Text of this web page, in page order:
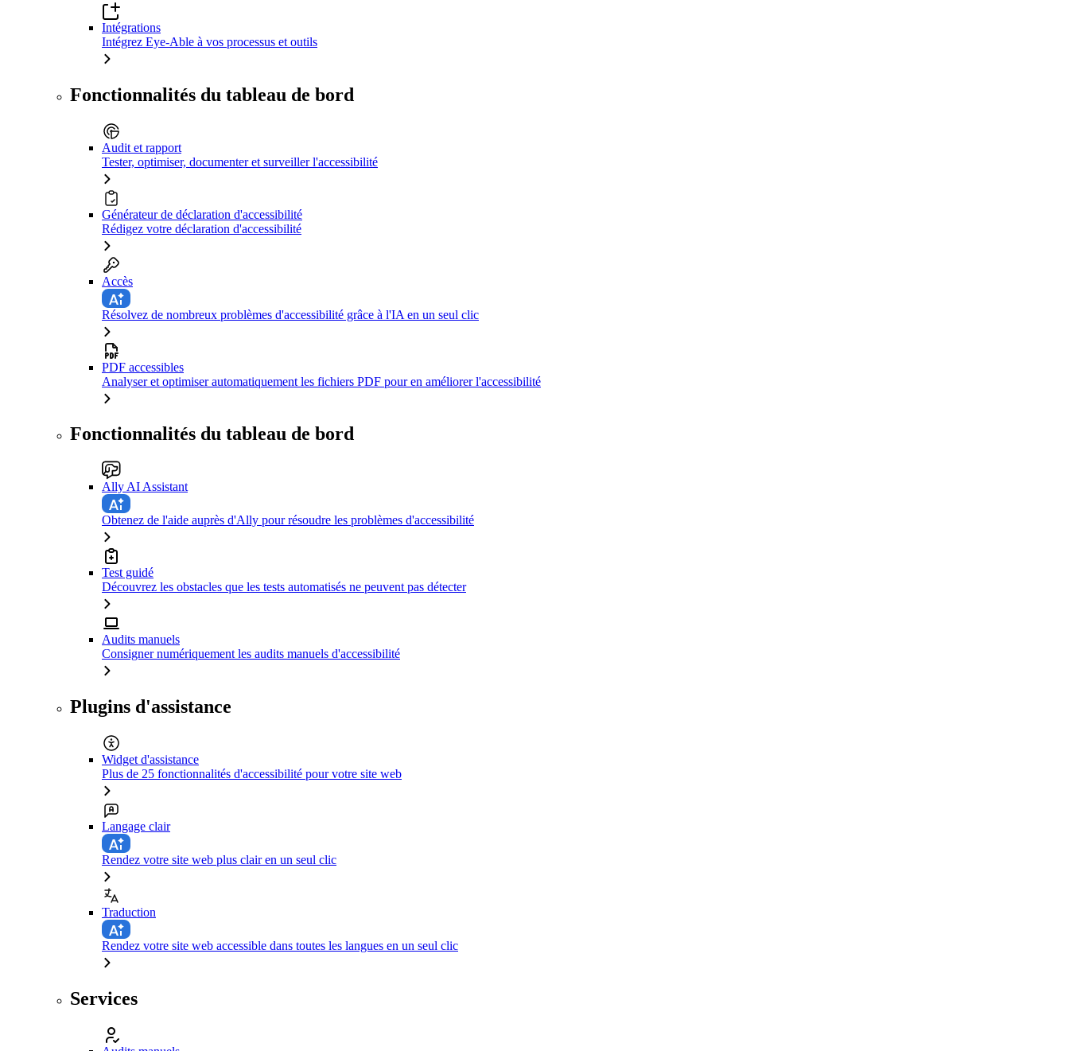
Intégrations
Intégrez Eye-Able à vos processus et outils
Fonctionnalités du tableau de bord
Audit et rapport
Tester, optimiser, documenter et surveiller l'accessibilité
Générateur de déclaration d'accessibilité
Rédigez votre déclaration d'accessibilité
Accès
Résolvez de nombreux problèmes d'accessibilité grâce à l'IA en un seul clic
PDF accessibles
Analyser et optimiser automatiquement les fichiers PDF pour en améliorer l'accessibilité
Fonctionnalités du tableau de bord
Ally AI Assistant
Obtenez de l'aide auprès d'Ally pour résoudre les problèmes d'accessibilité
Test guidé
Découvrez les obstacles que les tests automatisés ne peuvent pas détecter
Audits manuels
Consigner numériquement les audits manuels d'accessibilité
Plugins d'assistance
Widget d'assistance
Plus de 25 fonctionnalités d'accessibilité pour votre site web
Langage clair
Rendez votre site web plus clair en un seul clic
Traduction
Rendez votre site web accessible dans toutes les langues en un seul clic
Services